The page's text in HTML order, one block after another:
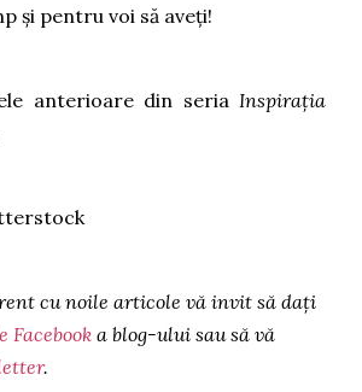
și pentru voi să aveți!
anterioare din seria Inspirația
cu noile articole vă invit să dați
Facebooka blog-ului sau să vă
.